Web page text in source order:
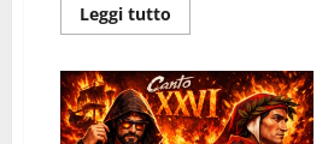
Leggi tutto
di
Inferno
Canto
XXVII:
Consiglio